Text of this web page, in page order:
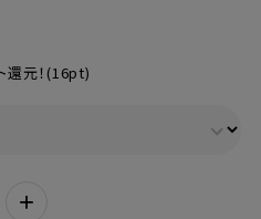
元！ (16pt)
+